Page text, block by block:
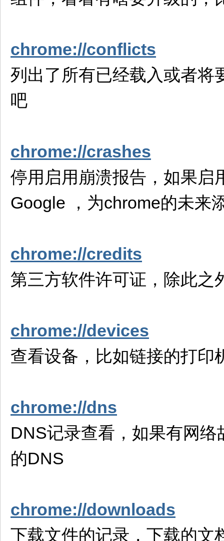
chrome://conflicts
列出了所有已经载入或者将
吧
chrome://crashes
停用启用崩溃报告，如果启
Google ，为chrome的未来
chrome://credits
第三方软件许可证，除此之
chrome://devices
查看设备，比如链接的打印
chrome://dns
DNS记录查看，如果有网
的DNS
chrome://downloads
下载文件的记录，下载的文